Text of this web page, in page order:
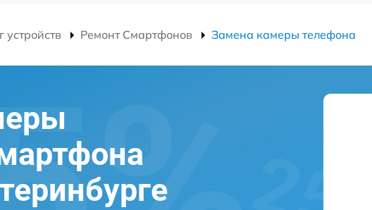
устройств Ремонт Смартфонов Замена камеры телефона